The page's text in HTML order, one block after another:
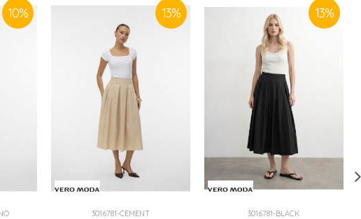
10% 13%
3016781-CEMENT
13%
3016781-BLACK